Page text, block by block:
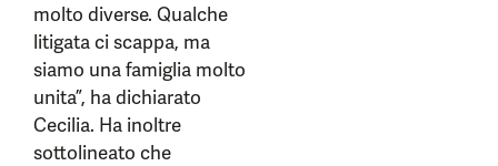
molto diverse. Qualche
litigata ci scappa, ma
siamo una famiglia molto
unita”, ha dichiarato
Cecilia. Ha inoltre
sottolineato che